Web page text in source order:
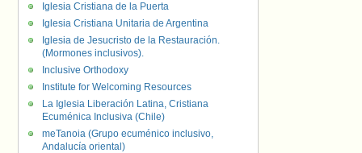
Iglesia Cristiana de la Puerta
Iglesia Cristiana Unitaria de Argentina
Iglesia de Jesucristo de la Restauración.
(Mormones inclusivos).
Inclusive Orthodoxy
Institute for Welcoming Resources
La Iglesia Liberación Latina, Cristiana
Ecuménica Inclusiva (Chile)
meTanoia (Grupo ecuménico inclusivo,
Andalucía oriental)